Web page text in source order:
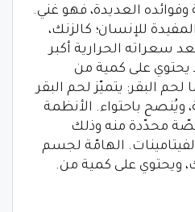
وفوائده العديدة، فهو غني.
للإنسان؛ كالزنك،
سعراته الحرارية أكبر
يحتوي على كمية من
لحم البقر: يتميّز لحم البقر
ويُنصح باحتواء. الأنظمة
محدّدة منه وذلك
الهامّة لجسم
ويحتوي على كمية من.